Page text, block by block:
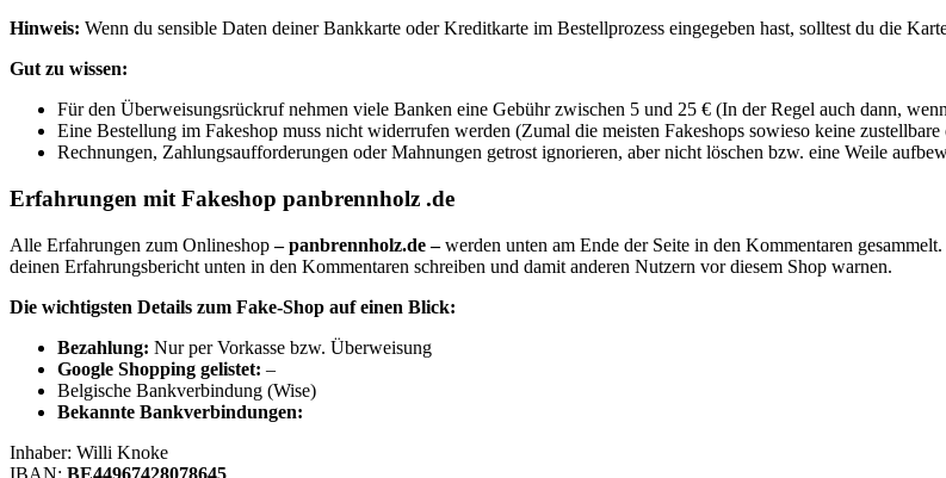
Hinweis: Wenn du sensible Daten deiner Bankkarte oder Kreditkarte im Bestellprozess eingegeben hast, solltest du die
Gut zu wissen:
Für den Überweisungsrückruf nehmen viele Banken eine Gebühr zwischen 5 und 25 € (In der Regel auch dann,
Eine Bestellung im Fakeshop muss nicht widerrufen werden (Zumal die meisten Fakeshops sowieso keine zustellbare
Rechnungen, Zahlungsaufforderungen oder Mahnungen getrost ignorieren, aber nicht löschen bzw. eine Weile
Erfahrungen mit Fakeshop panbrennholz .de
Alle Erfahrungen zum Onlineshop– panbrennholz.de –werden unten am Ende der Seite in den Kommentaren
deinen Erfahrungsbericht unten in den Kommentaren schreiben und damit anderen Nutzern vor diesem Shop warnen.
Die wichtigsten Details zum Fake-Shop auf einen Blick:
Bezahlung: Nur per Vorkasse bzw. Überweisung
Google Shopping gelistet: –
Belgische Bankverbindung (Wise)
Bekannte Bankverbindungen:
Inhaber: Willi Knoke
IBAN: BE44967428078645